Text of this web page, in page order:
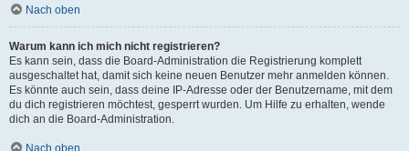
Nach oben
Warum kann ich mich nicht registrieren?
Es kann sein, dass die Board-Administration die Registrierung komplett
ausgeschaltet hat, damit sich keine neuen Benutzer mehr anmelden können.
Es könnte auch sein, dass deine IP-Adresse oder der Benutzername, mit dem
du dich registrieren möchtest, gesperrt wurden. Um Hilfe zu erhalten, wende
dich an die Board-Administration.
Nach oben